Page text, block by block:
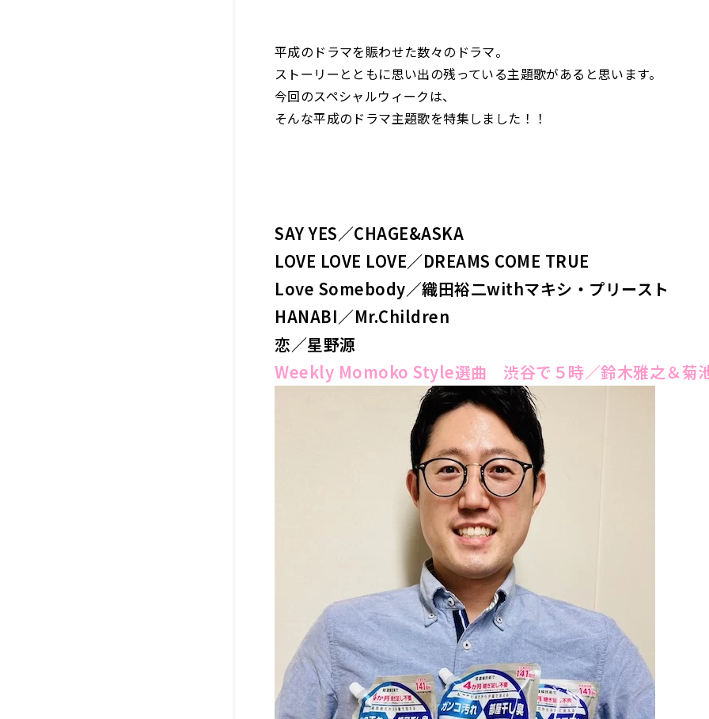
平成のドラマを賑わせた数々のドラマ。
ストーリーとともに思い出の残っている主題歌があると思います。
今回のスペシャルウィークは、
そんな平成のドラマ主題歌を特集しました！！
SAY YES／CHAGE&ASKA
LOVE LOVE LOVE／DREAMS COME TRUE
Love Somebody／織田裕二withマキシ・プリースト
HANABI／Mr.Children
恋／星野源
Weekly Momoko Style選曲 渋谷で５時／鈴木雅之＆菊